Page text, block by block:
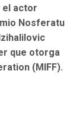
el actor
Nosferatu
que otorga
(MIFF).